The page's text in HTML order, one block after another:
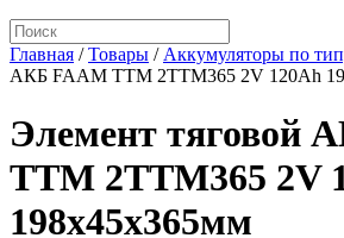
Главная /Товары / Аккумуляторы по
АКБ FAAM TTM 2TTM365 2V 120Ah
Элемент тяговой
TTM 2TTM365 2V
198x45x365мм